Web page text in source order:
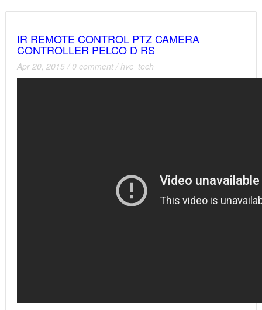
IR REMOTE CONTROL PTZ CAMERA
CONTROLLER PELCO D RS
Apr 20, 2015 / 0 comment /hvc_tech